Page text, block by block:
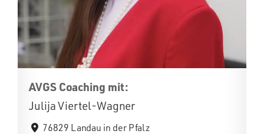
AVGS Coaching mit:
Julija Viertel-Wagner
76829 Landau in der Pfalz